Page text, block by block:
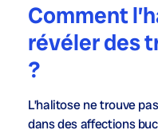
Comment
révéler des
?
L’halitose ne trouve
dans des affections